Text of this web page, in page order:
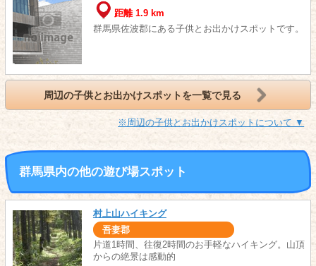
距離 1.9 km
群馬県佐波郡にある子供とお出かけスポットです。
周辺の子供とお出かけスポットを一覧で見る
※周辺の子供とお出かけスポットについて ▼
群馬県内の他の遊び場スポット
村上山ハイキング
吾妻郡
片道1時間、往復2時間のお手軽なハイキング。山頂
からの絶景は感動的